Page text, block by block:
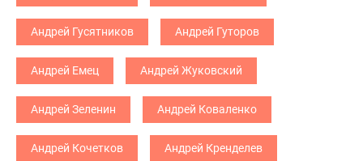
Андрей Гусятников Андрей Гуторов
Андрей Емец Андрей Жуковский
Андрей Зеленин Андрей Коваленко
Андрей Кочетков Андрей Кренделев